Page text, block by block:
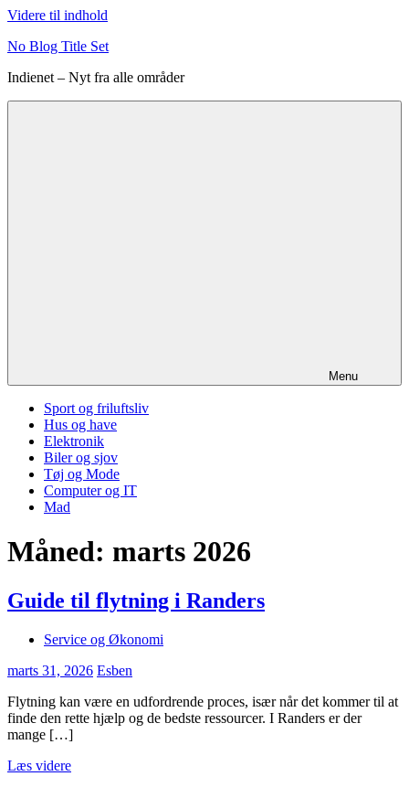
Videre til indhold
No Blog Title Set
Indienet – Nyt fra alle områder
Menu
Sport og friluftsliv
Hus og have
Elektronik
Biler og sjov
Tøj og Mode
Computer og IT
Mad
Måned: marts 2026
Guide til flytning i Randers
Service og Økonomi
marts 31, 2026 Esben
Flytning kan være en udfordrende proces, især når det kommer til at
finde den rette hjælp og de bedste ressourcer. I Randers er der
mange […]
Læs videre